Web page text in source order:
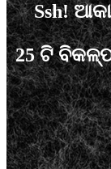
Ssh!
25 ଟି